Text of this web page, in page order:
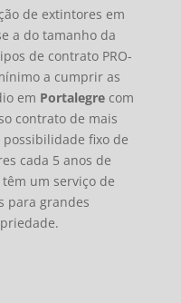
de extintores em
a do tamanho da
de contrato PRO-
a cumprir as
em Portalegrecom
contrato de mais
possibilidade fixo de
cada 5 anos de
um serviço de
para grandes